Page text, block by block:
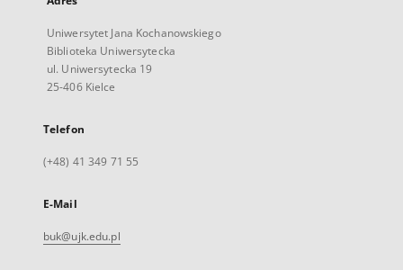
Uniwersytet Jana Kochanowskiego
Biblioteka Uniwersytecka
ul. Uniwersytecka 19
25-406 Kielce
Telefon
(+48) 41 349 71 55
E-Mail
buk@ujk.edu.pl